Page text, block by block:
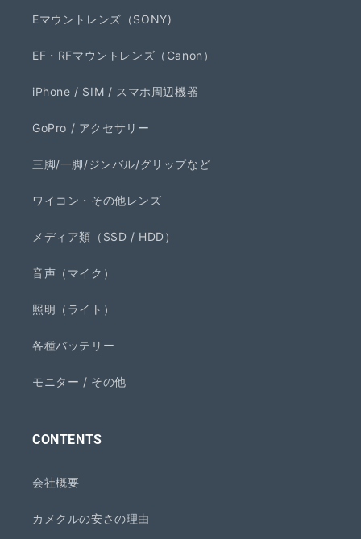
Eマウントレンズ（SONY)
EF・RFマウントレンズ（Canon）
iPhone / SIM / スマホ周辺機器
GoPro / アクセサリー
三脚/一脚/ジンバル/グリップなど
ワイコン・その他レンズ
メディア類（SSD / HDD）
音声（マイク）
照明（ライト）
各種バッテリー
モニター / その他
CONTENTS
会社概要
カメクルの安さの理由